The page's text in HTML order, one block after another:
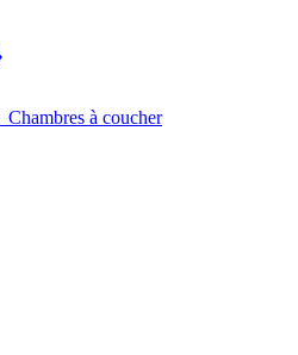
Chambres à coucher